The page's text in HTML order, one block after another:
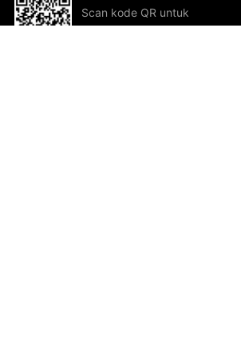
Scan kode QR untuk
mengunduh sekarang!